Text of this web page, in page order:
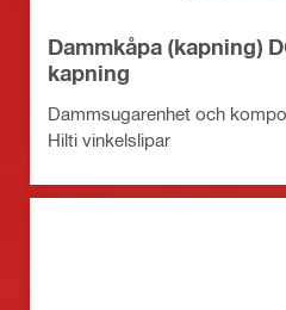
Dammkåpa (kapning)
kapning
Dammsugarenhet och
Hilti vinkelslipar